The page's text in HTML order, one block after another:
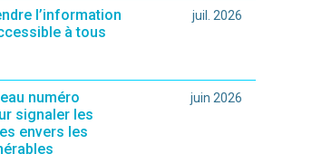
l’information
à tous
juil. 2026
numéro
signaler les
envers les
juin 2026